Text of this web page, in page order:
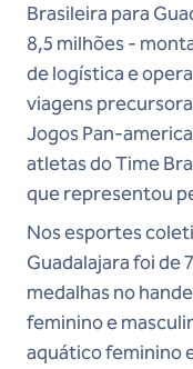
Brasileira para
8,5 milhões -
de logística e
viagens
Jogos Pan-
atletas do Time
que representou
Nos esportes
Guadalajara foi de
medalhas no
feminino e
aquático feminino